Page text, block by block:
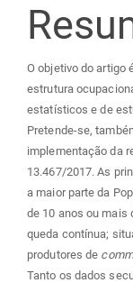
O objetivo do artigo
estrutura
estatísticos e de
Pretende-se,
implementação da
13.467/2017. As
a maior parte da
de 10 anos ou mais
queda contínua;
produtores de
Tanto os dados